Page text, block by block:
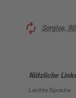
Sorglos,
Nützliche
Leichte Sprache